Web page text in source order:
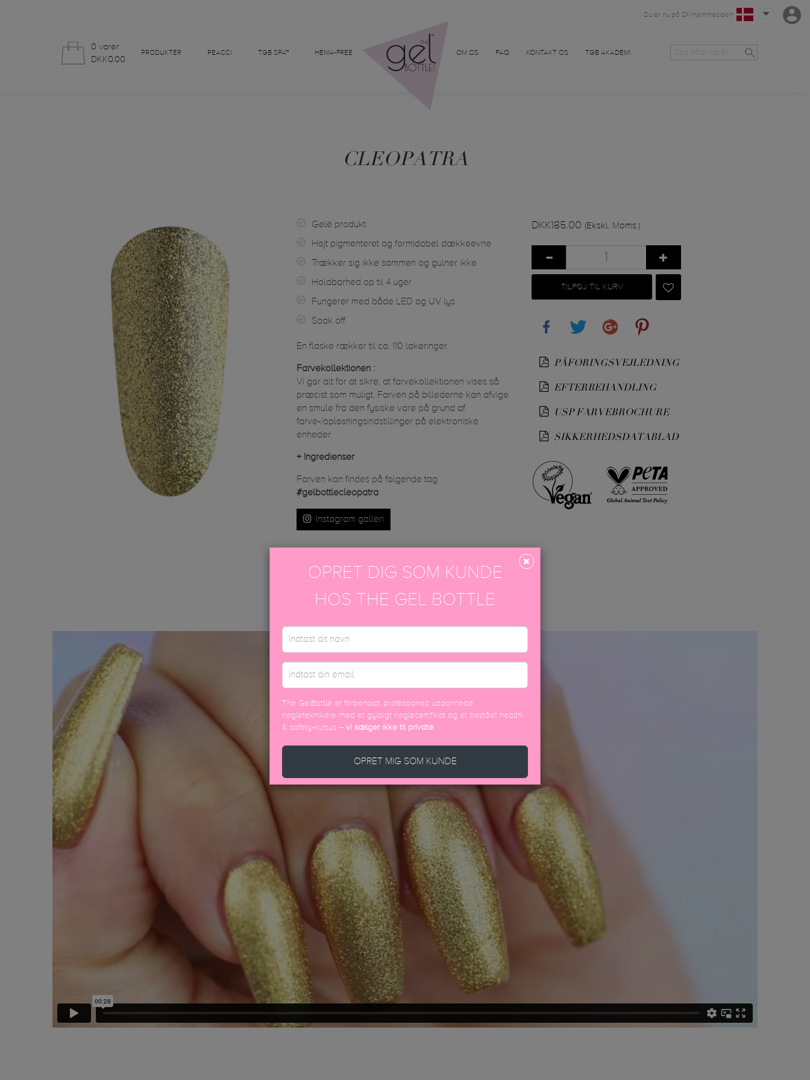
0 varer
DKK0.00
PRODUKTER PEACCI TGB SPA™ HEMA-FREE OM OS FAQ KONTAKT OS TGB AKADEMI
Du er nu på DK-hjemmesiden
CLEOPATRA
Gelé produkt
Højt pigmenteret og formidabel dækkeevne
Trækker sig ikke sammen og gulner ikke
Holdbarhed op til 4 uger
Fungerer med både LED og UV lys
Soak off
En flaske rækker til ca. 110 lakeringer.
Farvekollektionen :
Vi gør alt for at sikre, at farvekollektionen vises så
præcist som muligt. Farven på billederne kan afvige
en smule fra den fysiske vare på grund af
farve-/opløsningsindstillinger på elektroniske
enheder.
+ Ingredienser
Farven kan findes på følgende tag
#gelbottlecleopatra
Instagram galleri
DKK185.00 (Ekskl. Moms.)
TILFØJ TIL KURV
PÅFØRINGSVEJLEDNING
EFTERBEHANDLING
USP FARVEBROCHURE
SIKKERHEDSDATABLAD
DISCOVER MORE
OPRET DIG SOM KUNDE
HOS THE GEL BOTTLE
The GelBottle er forbeholdt professionelt uddannede
negleteknikere med et gyldigt neglecertifikat og et bestået health
& safety-kursus – vi sælger ikke til private.
OPRET MIG SOM KUNDE